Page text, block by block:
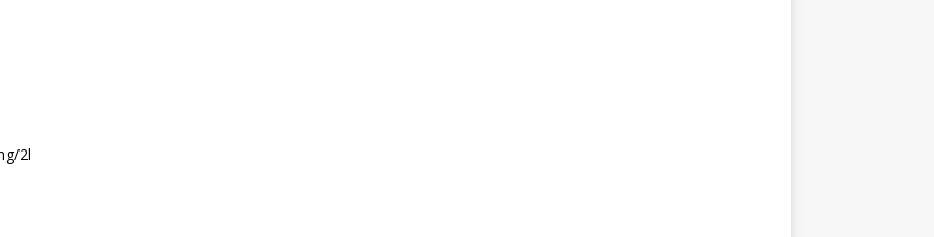
2l